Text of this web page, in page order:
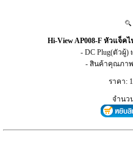
Hi-View AP008-F หัวแจ็ค
- DC Plug(ตัวผู้)
- สินค้าคุณภาพ
ราคา:
จำนว